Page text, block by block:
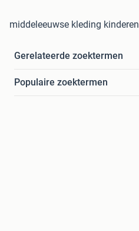
middeleeuwse kleding kinderen
Gerelateerde zoektermen
Populaire zoektermen